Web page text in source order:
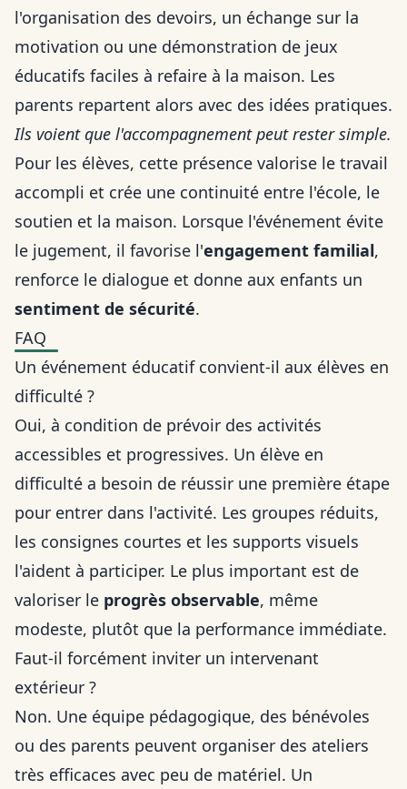
l'organisation des devoirs, un échange sur la
motivation ou une démonstration de jeux
éducatifs faciles à refaire à la maison. Les
parents repartent alors avec des idées pratiques.
Ils voient que l'accompagnement peut rester simple.
Pour les élèves, cette présence valorise le travail
accompli et crée une continuité entre l'école, le
soutien et la maison. Lorsque l'événement évite
le jugement, il favorise l'engagement familial,
renforce le dialogue et donne aux enfants un
sentiment de sécurité.
FAQ
Un événement éducatif convient-il aux élèves en
difficulté ?
Oui, à condition de prévoir des activités
accessibles et progressives. Un élève en
difficulté a besoin de réussir une première étape
pour entrer dans l'activité. Les groupes réduits,
les consignes courtes et les supports visuels
l'aident à participer. Le plus important est de
valoriser le progrès observable, même
modeste, plutôt que la performance immédiate.
Faut-il forcément inviter un intervenant
extérieur ?
Non. Une équipe pédagogique, des bénévoles
ou des parents peuvent organiser des ateliers
très efficaces avec peu de matériel. Un